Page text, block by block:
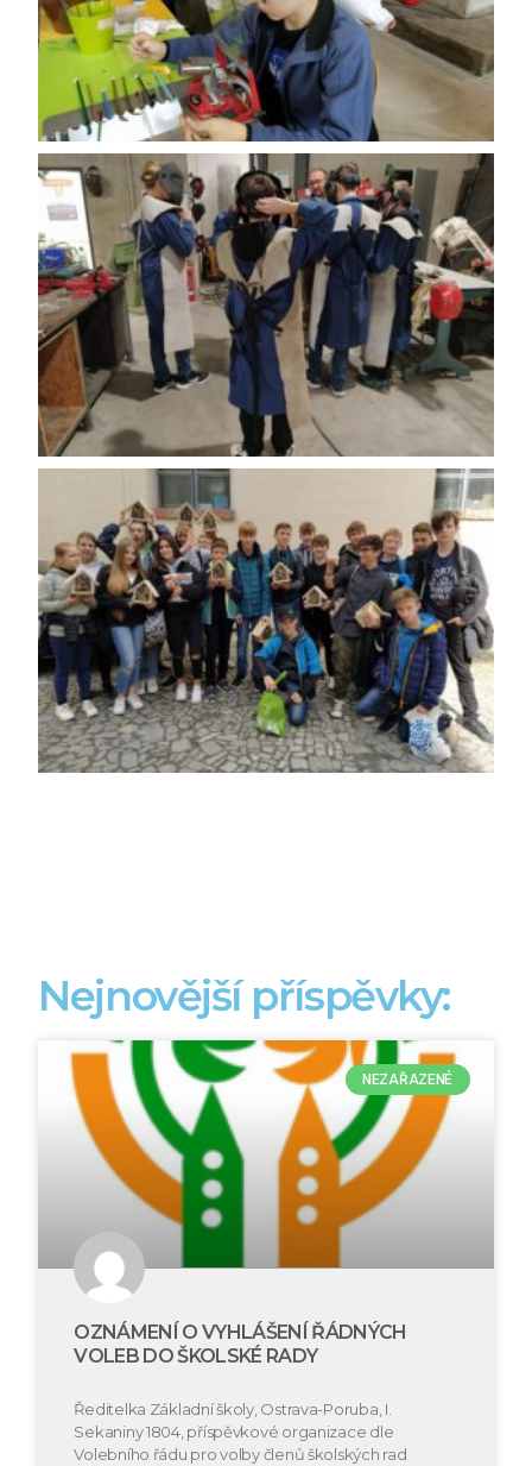
Nejnovější příspěvky:
NEZAŘAZENÉ
OZNÁMENÍ O VYHLÁŠENÍ ŘÁDNÝCH
VOLEB DO ŠKOLSKÉ RADY
Ředitelka Základní školy, Ostrava-Poruba, I.
Sekaniny 1804, příspěvkové organizace dle
Volebního řádu pro volby členů školských rad